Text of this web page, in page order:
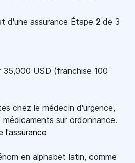
d'une assurance Étape 2 de 3
35,000 USD (franchise 100
chez le médecin d'urgence,
sur ordonnance.
l'assurance
en alphabet latin, comme